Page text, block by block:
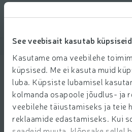
See veebisait kasutab küpsiseid
Kasutame oma veebilehe
küpsised. Me ei kasuta muid
luba. Küpsiste lubamisel
kolmanda osapoole jõudlus- ja
veebilehe täiustamiseks ja teie
reklaamide edastamiseks. Kui
Выбрать
Показать продукты
Whisky Jack
vol 1l
44.99
44 99
€/шт.Цена
44,99
Добавить в